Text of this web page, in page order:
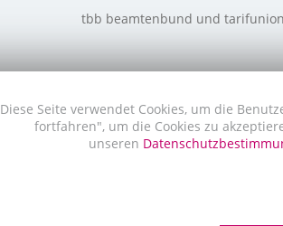
tbb beamtenbund und tarifunion
Diese Seite verwendet Cookies, um die
fortfahren", um die Cookies zu
unseren